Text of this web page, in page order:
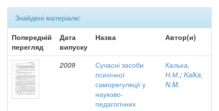
Знайдені матеріали:
Попередній
перегляд
Дата
випуску
Назва Автор(и)
2009
Сучасні засоби
психічної
саморегуляції у
науково-
педагогічних
Калька,
Н.М.; Kalka,
N.M.